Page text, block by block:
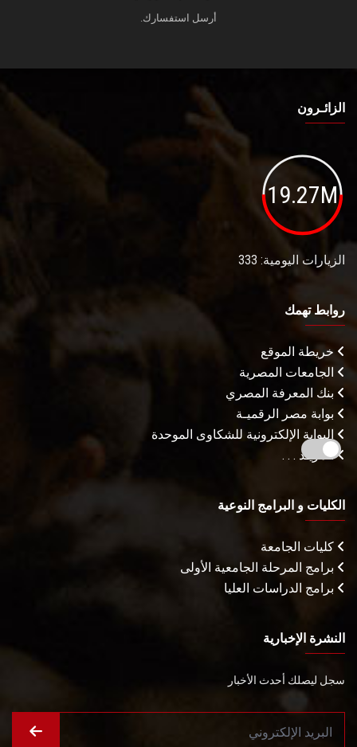
أرسل استفسارك.
الزائـرون
19.27M
الزيارات اليومية: 333
روابط تهمك
خريطة الموقع
الجامعات المصرية
بنك المعرفة المصري
بوابة مصر الرقميـة
البوابة الإلكترونية للشكاوى الموحدة
المزيـد . . .
الكليات و البرامج النوعية
كليات الجامعة
برامج المرحلة الجامعية الأولى
برامج الدراسات العليا
النشرة الإخبارية
سجل ليصلك أحدث الأخبار